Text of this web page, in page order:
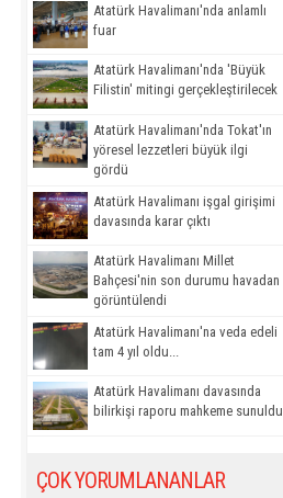
Atatürk Havalimanı'nda anlamlı
fuar
Atatürk Havalimanı'nda 'Büyük
Filistin' mitingi gerçekleştirilecek
Atatürk Havalimanı'nda Tokat'ın
yöresel lezzetleri büyük ilgi
gördü
Atatürk Havalimanı işgal girişimi
davasında karar çıktı
Atatürk Havalimanı Millet
Bahçesi'nin son durumu havadan
görüntülendi
Atatürk Havalimanı'na veda edeli
tam 4 yıl oldu...
Atatürk Havalimanı davasında
bilirkişi raporu mahkeme sunuldu
ÇOK YORUMLANANLAR